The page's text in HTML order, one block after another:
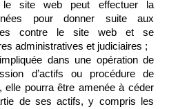
site web peut effectuer la
pour donner suite aux
contre le site web et se
administratives et judiciaires ;
dans une opération de
d’actifs ou procédure de
elle pourra être amenée à céder
de ses actifs, y compris les